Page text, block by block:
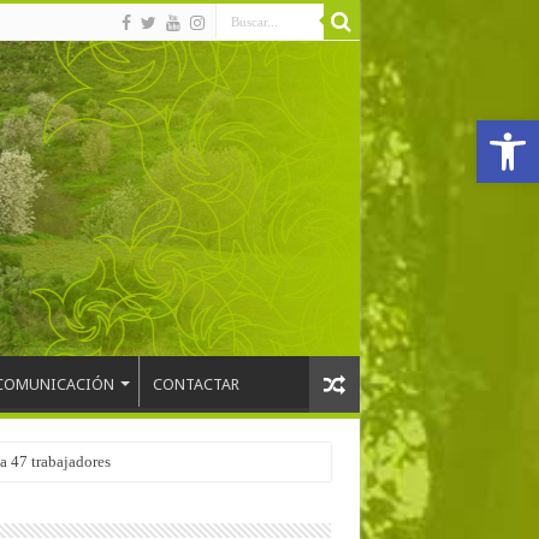
Abrir
CONTACTAR
47 trabajadores